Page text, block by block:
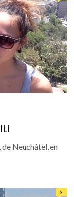
de Neuchâtel, en
3